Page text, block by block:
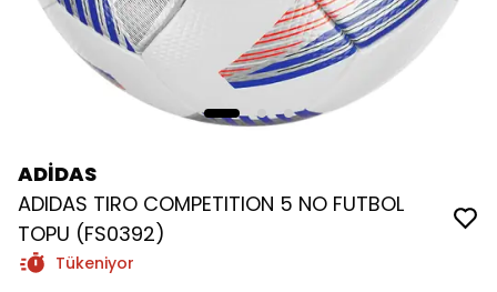
ADİDAS
ADIDAS TIRO COMPETITION 5 NO FUTBOL
TOPU (FS0392)
Tükeniyor